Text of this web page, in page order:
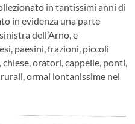
in tantissimi anni di
in evidenza una parte
dell’Arno, e
paesini, frazioni, piccoli
oratori, cappelle, ponti,
ormai lontanissime nel